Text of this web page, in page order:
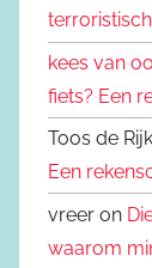
kees van
fiets? Een
Toos de
Een
vreer on
waarom